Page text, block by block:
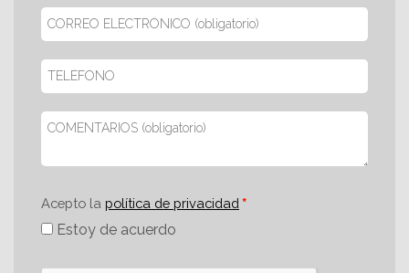
Acepto la política de privacidad
Estoy de acuerdo